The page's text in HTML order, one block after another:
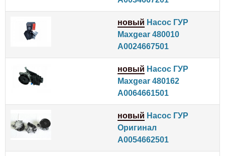
новый Насос ГУР
Maxgear 480010
A0024667501
новый Насос ГУР
Maxgear 480162
A0064661501
новый Насос ГУР
Оригинал
A0054662501